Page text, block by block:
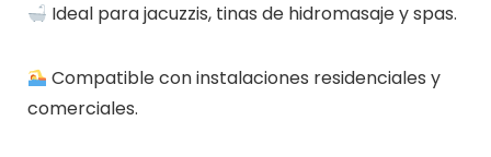
Ideal para jacuzzis, tinas de hidromasaje y spas.
Compatible con instalaciones residenciales y
comerciales.